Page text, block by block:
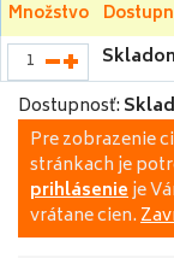
Množstvo
Dostupnosť:
Pre zobrazenie
stránkach je
prihlásenieje
vrátane cien.